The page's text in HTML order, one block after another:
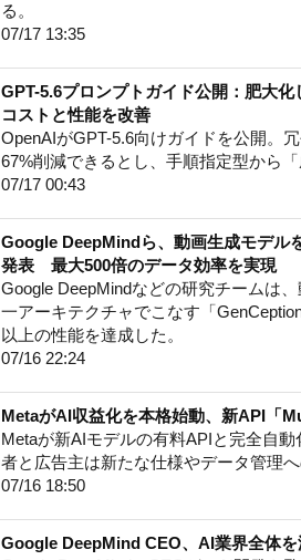
る。
07/17 13:35
GPT-5.6プロンプトガイド公開：肥大
コストと性能を改善
OpenAIがGPT-5.6向けガイドを公開。
67%削減できるとし、手順指定型から
07/17 00:43
Google DeepMindら、動画生成モデル
発表 最大500倍のデータ効率を実現
Google DeepMindなどの研究チームは
一アーキテクチャでこなす「
以上の性能を達成した。
07/16 22:24
MetaがAI収益化を本格始動、新API「
Metaが新AIモデルの有料APIと完全自
者と広告主は新たな仕様やデータ管理
07/16 18:50
Google DeepMind CEO、AI業界全体